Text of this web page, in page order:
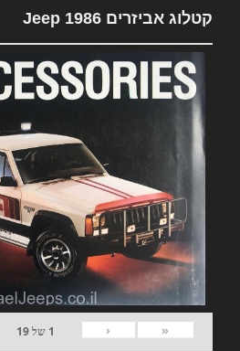
קטלוג אביזרים Jeep 1986
«
‹
1 של19